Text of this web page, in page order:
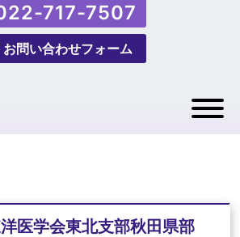
717-7507
お問い合わせフォーム
医学会東北支部秋田県部